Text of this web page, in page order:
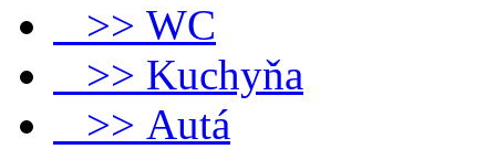
>> WC
>> Kuchyňa
>> Autá